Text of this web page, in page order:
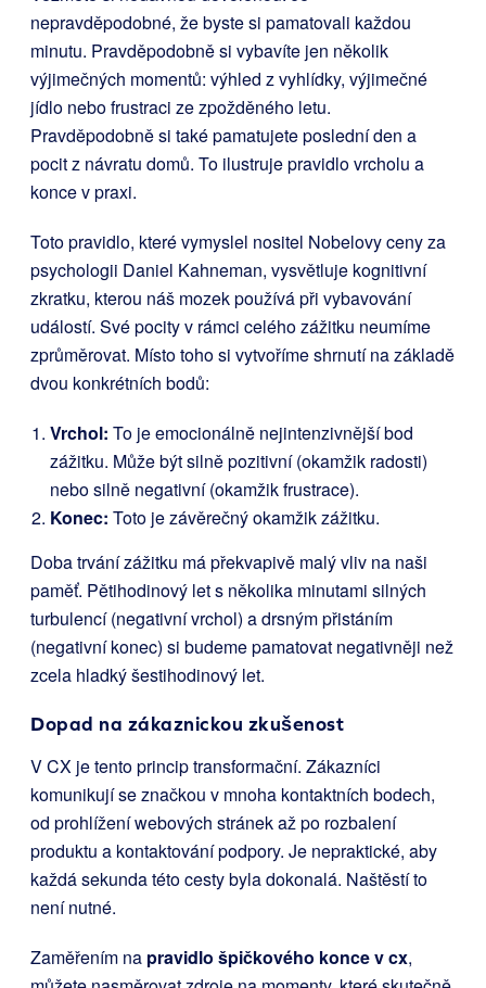
nepravděpodobné, že byste si pamatovali každou
minutu. Pravděpodobně si vybavíte jen několik
výjimečných momentů: výhled z vyhlídky, výjimečné
jídlo nebo frustraci ze zpožděného letu.
Pravděpodobně si také pamatujete poslední den a
pocit z návratu domů. To ilustruje pravidlo vrcholu a
konce v praxi.
Toto pravidlo, které vymyslel nositel Nobelovy ceny za
psychologii Daniel Kahneman, vysvětluje kognitivní
zkratku, kterou náš mozek používá při vybavování
událostí. Své pocity v rámci celého zážitku neumíme
zprůměrovat. Místo toho si vytvoříme shrnutí na základě
dvou konkrétních bodů:
Vrchol: To je emocionálně nejintenzivnější bod
zážitku. Může být silně pozitivní (okamžik radosti)
nebo silně negativní (okamžik frustrace).
Konec: Toto je závěrečný okamžik zážitku.
Doba trvání zážitku má překvapivě malý vliv na naši
paměť. Pětihodinový let s několika minutami silných
turbulencí (negativní vrchol) a drsným přistáním
(negativní konec) si budeme pamatovat negativněji než
zcela hladký šestihodinový let.
Dopad na zákaznickou zkušenost
V CX je tento princip transformační. Zákazníci
komunikují se značkou v mnoha kontaktních bodech,
od prohlížení webových stránek až po rozbalení
produktu a kontaktování podpory. Je nepraktické, aby
každá sekunda této cesty byla dokonalá. Naštěstí to
není nutné.
Zaměřením na pravidlo špičkového konce v cx,